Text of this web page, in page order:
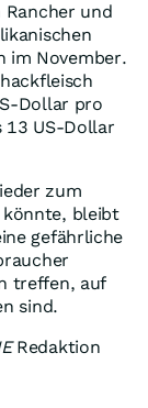
und
im November.
Dollar pro
13 US-Dollar
zum
könnte, bleibt
gefährliche
treffen, auf
sind.
Redaktion